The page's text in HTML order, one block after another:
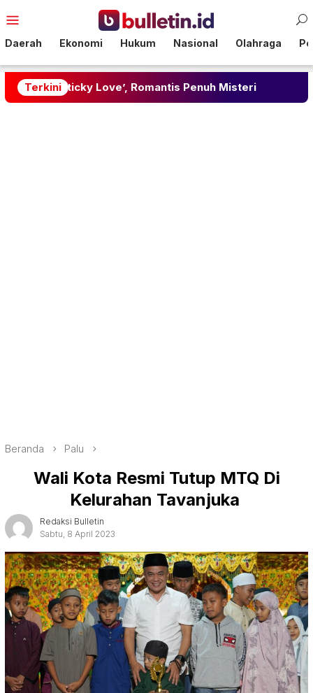
ke
Mobile
Daerah Ekonomi Hukum Nasional Olahraga
Terkini
Love’, Romantis Penuh Misteri Update Harga
Beranda Palu
Wali Kota Resmi Tutup MTQ Di
Kelurahan Tavanjuka
Redaksi Bulletin
Sabtu, 8 April 2023